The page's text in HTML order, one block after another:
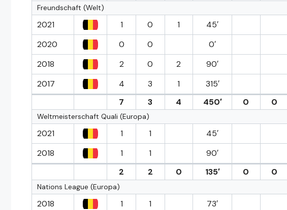
Freundschaft (Welt)
2021 1 0 1
45′
2020
0 0
0′
2018
2 0 2
90′
2017
4 3 1
315′
7
3 4 450′ 0 0
Weltmeisterschaft Quali (Europa)
2021 1 1 45′
2018 1 1
90′
2
2 0 135′ 0 0
Nations League (Europa)
2018 1 1
73′